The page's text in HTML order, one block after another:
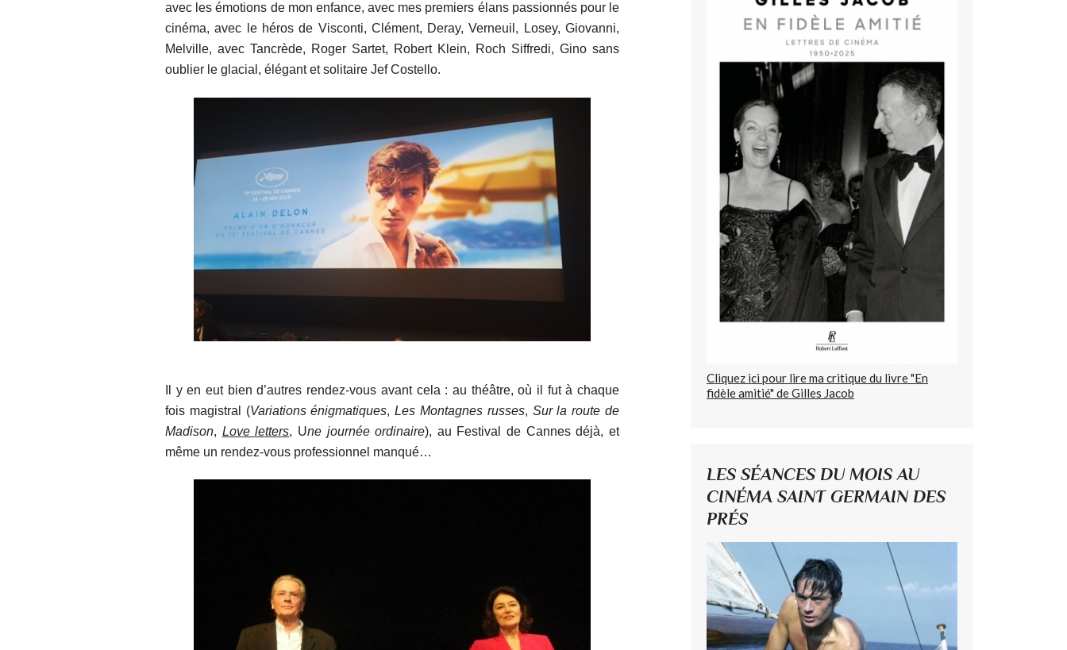
avec les émotions de mon enfance, avec mes premiers élans passionnés pour le
cinéma, avec le héros de Visconti, Clément, Deray, Verneuil, Losey, Giovanni,
Melville, avec Tancrède, Roger Sartet, Robert Klein, Roch Siffredi, Gino sans
oublier le glacial, élégant et solitaire Jef Costello.
Il y en eut bien d’autres rendez-vous avant cela : au théâtre, où il fut à chaque
fois magistral (Variations énigmatiques,Les Montagnes russes, Sur la route de
Madison, Love letters, Une journée ordinaire), au Festival de Cannes déjà, et
même un rendez-vous professionnel manqué…
Cliquez ici pour lire ma critique du livre "En
fidèle amitié" de Gilles Jacob
LES SÉANCES DU MOIS AU
CINÉMA SAINT GERMAIN DES
PRÉS